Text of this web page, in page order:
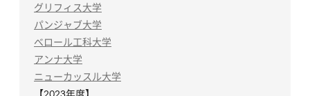
グリフィス大学
パンジャブ大学
べロール工科大学
アンナ大学
ニューカッスル大学